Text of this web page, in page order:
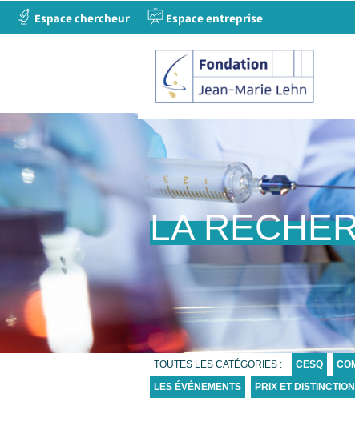
Espace chercheur Espace entreprise
LA
TOUTES LES CATÉGORIES : CESQ
LES ÉVÉNEMENTS
PRIX ET